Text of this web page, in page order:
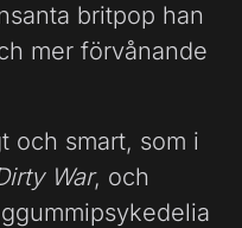
britpop han
mer förvånande
och smart, som i
War, och